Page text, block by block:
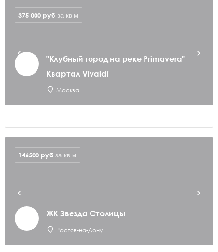
"Клубный город на реке Primavera"
Квартал Vivaldi
Москва
375 000 руб за кв.м
ЖК Звезда Столицы
Ростов-на-Дону
146500 руб за кв.м